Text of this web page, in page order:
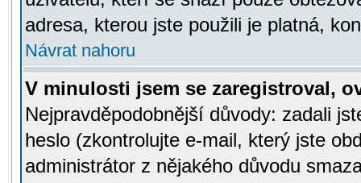
adresa, kterou jste použili je platná,
Návrat nahoru
V minulosti jsem se zaregistroval,
Nejpravděpodobnější důvody: zadali
heslo (zkontrolujte e-mail, který jste
administrátor z nějakého důvodu